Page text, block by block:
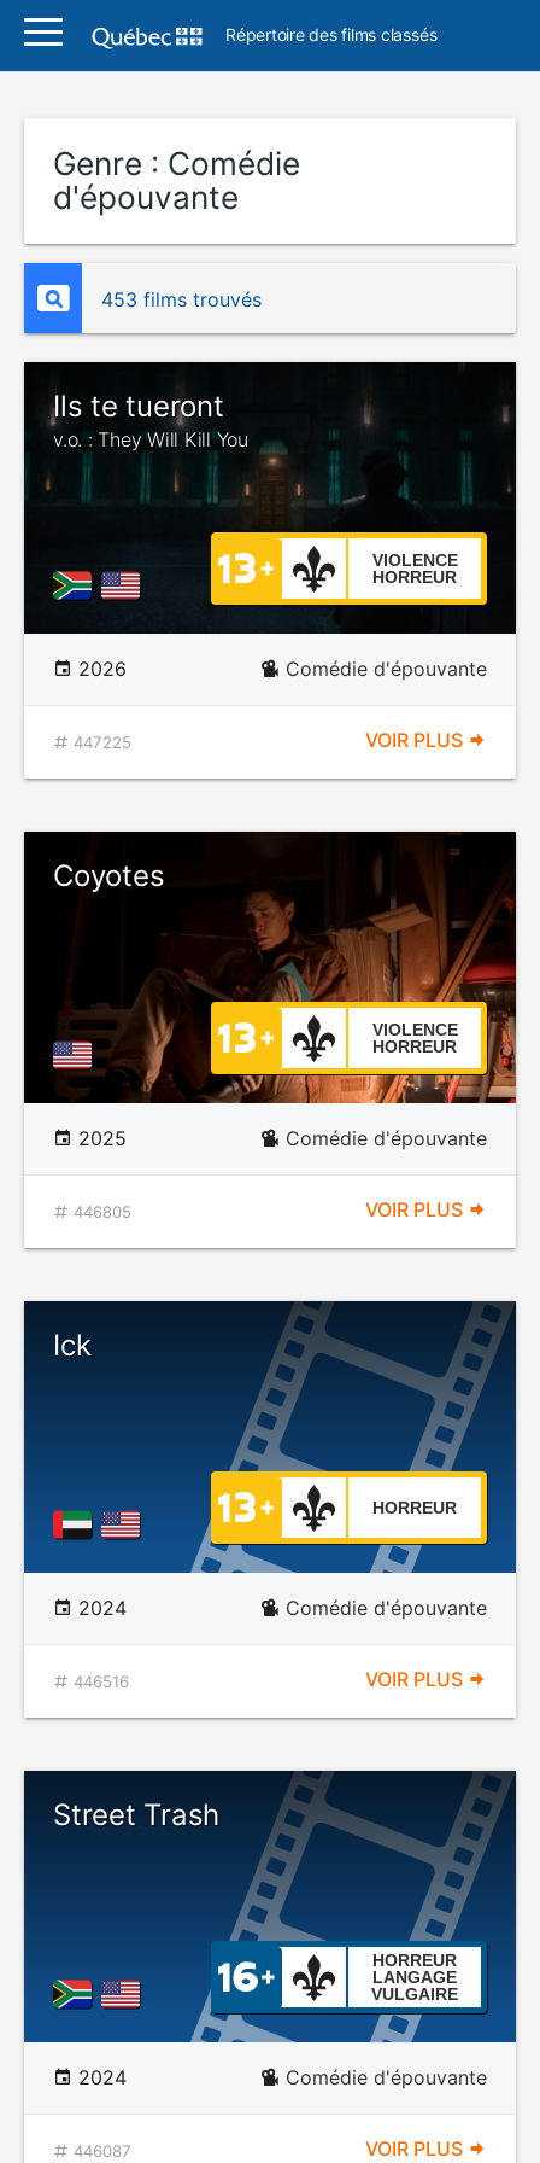
Répertoire des films classés
Genre : Comédie
d'épouvante
453 films trouvés
Ils te tueront
v.o. : They Will Kill You
VIOLENCE
HORREUR
2026 Comédie d'épouvante
447225 VOIR PLUS
Coyotes
VIOLENCE
HORREUR
2025 Comédie d'épouvante
446805 VOIR PLUS
Ick
HORREUR
2024 Comédie d'épouvante
446516 VOIR PLUS
Street Trash
HORREUR
LANGAGE
VULGAIRE
2024 Comédie d'épouvante
446087 VOIR PLUS